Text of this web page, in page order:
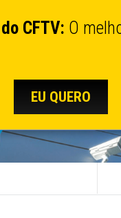
CFTV: O
EU QUERO